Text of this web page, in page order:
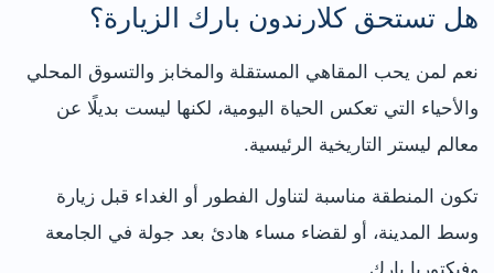
هل تستحق كلارندون بارك الزيارة؟
نعم لمن يحب المقاهي المستقلة والمخابز والتسوق المحلي
والأحياء التي تعكس الحياة اليومية، لكنها ليست بديلًا عن
معالم ليستر التاريخية الرئيسية.
تكون المنطقة مناسبة لتناول الفطور أو الغداء قبل زيارة
وسط المدينة، أو لقضاء مساء هادئ بعد جولة في الجامعة